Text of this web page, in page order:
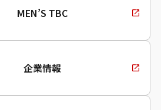
MEN’S TBC
企業情報